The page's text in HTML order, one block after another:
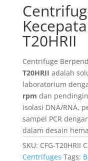
T20HRII
Centrifuge
T20HRII adalah
laboratorium
rpm dan
isolasi DNA/RNA,
sampel PCR
dalam desain
SKU: CFG-T20HRII
Centrifuges Tags: